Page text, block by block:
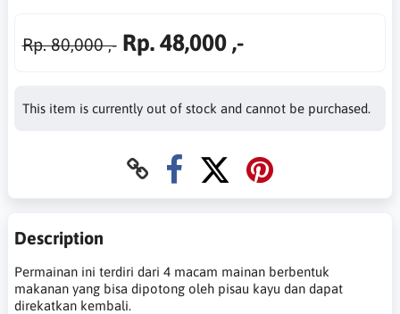
Rp. 80,000 ,- Rp. 48,000 ,-
This item is currently out of stock and cannot be purchased.
Description
Permainan ini terdiri dari 4 macam mainan berbentuk
makanan yang bisa dipotong oleh pisau kayu dan dapat
direkatkan kembali.